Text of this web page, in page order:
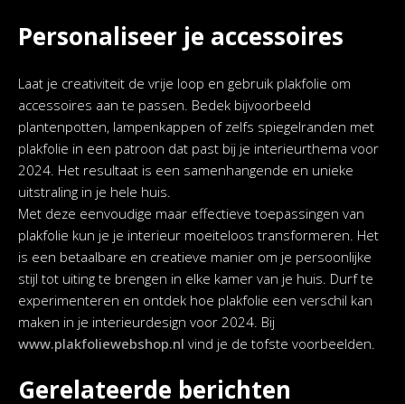
Personaliseer je accessoires
Laat je creativiteit de vrije loop en gebruik plakfolie om
accessoires aan te passen. Bedek bijvoorbeeld
plantenpotten, lampenkappen of zelfs spiegelranden met
plakfolie in een patroon dat past bij je interieurthema voor
2024. Het resultaat is een samenhangende en unieke
uitstraling in je hele huis.
Met deze eenvoudige maar effectieve toepassingen van
plakfolie kun je je interieur moeiteloos transformeren. Het
is een betaalbare en creatieve manier om je persoonlijke
stijl tot uiting te brengen in elke kamer van je huis. Durf te
experimenteren en ontdek hoe plakfolie een verschil kan
maken in je interieurdesign voor 2024. Bij
www.plakfoliewebshop.nl vind je de tofste voorbeelden.
Gerelateerde berichten